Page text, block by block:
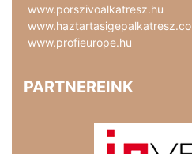
www.porszivoalkatresz.hu
www.profieurope.hu
PARTNEREINK